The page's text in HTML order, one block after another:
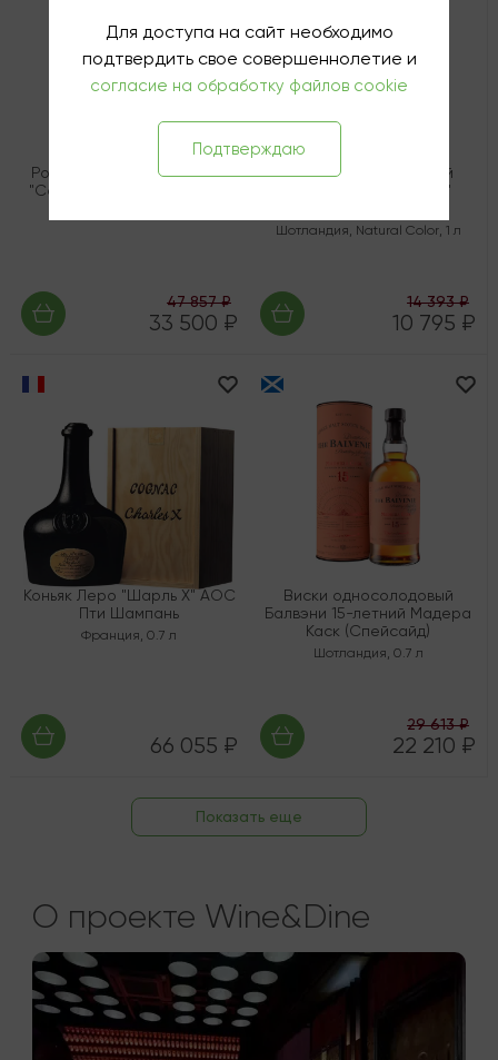
Российский коньяк Кизляр
"Сараджев" ОС 35-летний
47 857 ₽
33 500 ₽
Виски односолодовый
Лафройг "ПиИкс Каск"
Шотландия, Natural Color, 1 л
14 393 ₽
10 795 ₽
Коньяк Леро "Шарль Х" AOC
Пти Шампань
Франция,0.7 л
66 055 ₽
Виски односолодовый
Балвэни 15-летний Мадера
Каск (Спейсайд)
Шотландия, 0.7 л
29 613 ₽
22 210 ₽
Показать еще
О проекте Wine&Dine
Для доступа на сайт необходимо
подтвердить свое совершеннолетие и
согласие на обработку файлов cookie
Подтверждаю